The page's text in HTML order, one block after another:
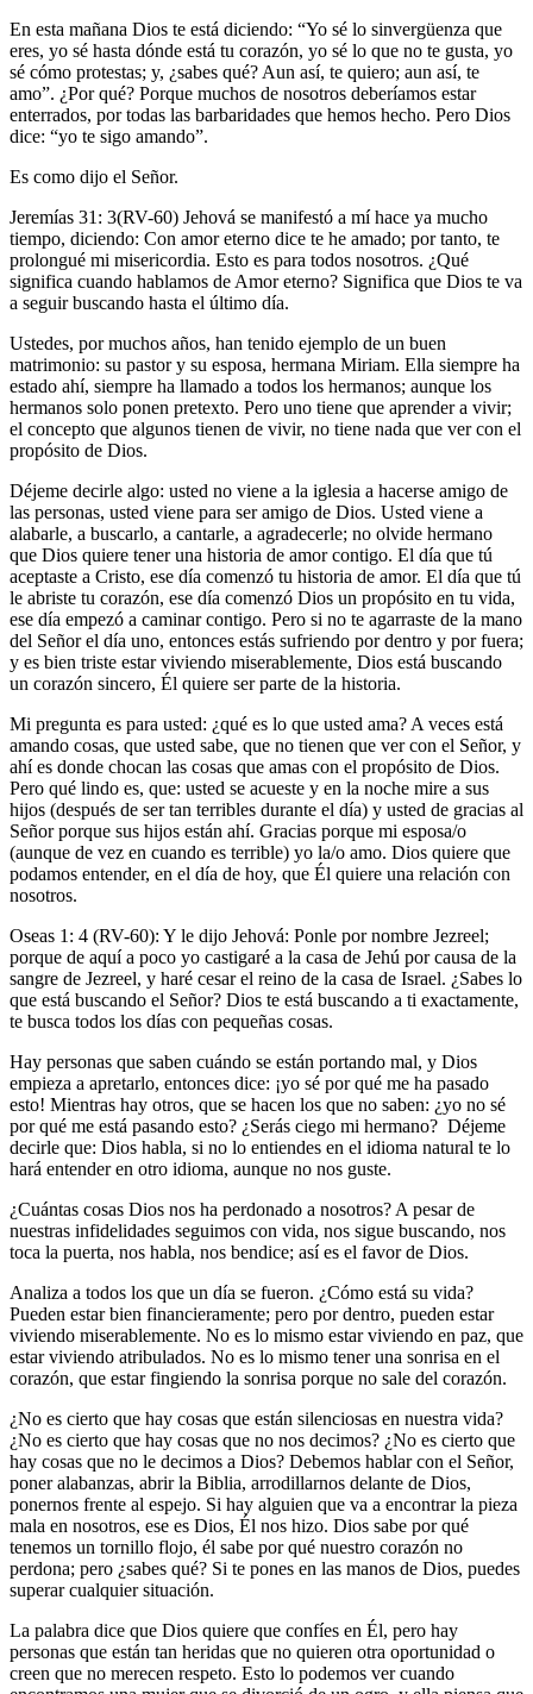
En esta mañana Dios te está diciendo: “Yo sé lo sinvergüenza que
eres, yo sé hasta dónde está tu corazón, yo sé lo que no te gusta, yo
sé cómo protestas; y, ¿sabes qué? Aun así, te quiero; aun así, te
amo”. ¿Por qué? Porque muchos de nosotros deberíamos estar
enterrados, por todas las barbaridades que hemos hecho. Pero Dios
dice: “yo te sigo amando”.
Es como dijo el Señor.
Jeremías 31: 3(RV-60) Jehová se manifestó a mí hace ya mucho
tiempo, diciendo: Con amor eterno dice te he amado; por tanto, te
prolongué mi misericordia. Esto es para todos nosotros. ¿Qué
significa cuando hablamos de Amor eterno? Significa que Dios te va
a seguir buscando hasta el último día.
Ustedes, por muchos años, han tenido ejemplo de un buen
matrimonio: su pastor y su esposa, hermana Miriam. Ella siempre ha
estado ahí, siempre ha llamado a todos los hermanos; aunque los
hermanos solo ponen pretexto. Pero uno tiene que aprender a vivir;
el concepto que algunos tienen de vivir, no tiene nada que ver con el
propósito de Dios.
Déjeme decirle algo: usted no viene a la iglesia a hacerse amigo de
las personas, usted viene para ser amigo de Dios. Usted viene a
alabarle, a buscarlo, a cantarle, a agradecerle; no olvide hermano
que Dios quiere tener una historia de amor contigo. El día que tú
aceptaste a Cristo, ese día comenzó tu historia de amor. El día que tú
le abriste tu corazón, ese día comenzó Dios un propósito en tu vida,
ese día empezó a caminar contigo. Pero si no te agarraste de la mano
del Señor el día uno, entonces estás sufriendo por dentro y por fuera;
y es bien triste estar viviendo miserablemente, Dios está buscando
un corazón sincero, Él quiere ser parte de la historia.
Mi pregunta es para usted: ¿qué es lo que usted ama? A veces está
amando cosas, que usted sabe, que no tienen que ver con el Señor, y
ahí es donde chocan las cosas que amas con el propósito de Dios.
Pero qué lindo es, que: usted se acueste y en la noche mire a sus
hijos (después de ser tan terribles durante el día) y usted de gracias al
Señor porque sus hijos están ahí. Gracias porque mi esposa/o
(aunque de vez en cuando es terrible) yo la/o amo. Dios quiere que
podamos entender, en el día de hoy, que Él quiere una relación con
nosotros.
Oseas 1: 4 (RV-60): Y le dijo Jehová: Ponle por nombre Jezreel;
porque de aquí a poco yo castigaré a la casa de Jehú por causa de la
sangre de Jezreel, y haré cesar el reino de la casa de Israel. ¿Sabes lo
que está buscando el Señor? Dios te está buscando a ti exactamente,
te busca todos los días con pequeñas cosas.
Hay personas que saben cuándo se están portando mal, y Dios
empieza a apretarlo, entonces dice: ¡yo sé por qué me ha pasado
esto! Mientras hay otros, que se hacen los que no saben: ¿yo no sé
por qué me está pasando esto? ¿Serás ciego mi hermano? Déjeme
decirle que: Dios habla, si no lo entiendes en el idioma natural te lo
hará entender en otro idioma, aunque no nos guste.
¿Cuántas cosas Dios nos ha perdonado a nosotros? A pesar de
nuestras infidelidades seguimos con vida, nos sigue buscando, nos
toca la puerta, nos habla, nos bendice; así es el favor de Dios.
Analiza a todos los que un día se fueron. ¿Cómo está su vida?
Pueden estar bien financieramente; pero por dentro, pueden estar
viviendo miserablemente. No es lo mismo estar viviendo en paz, que
estar viviendo atribulados. No es lo mismo tener una sonrisa en el
corazón, que estar fingiendo la sonrisa porque no sale del corazón.
¿No es cierto que hay cosas que están silenciosas en nuestra vida?
¿No es cierto que hay cosas que no nos decimos? ¿No es cierto que
hay cosas que no le decimos a Dios? Debemos hablar con el Señor,
poner alabanzas, abrir la Biblia, arrodillarnos delante de Dios,
ponernos frente al espejo. Si hay alguien que va a encontrar la pieza
mala en nosotros, ese es Dios, Él nos hizo. Dios sabe por qué
tenemos un tornillo flojo, él sabe por qué nuestro corazón no
perdona; pero ¿sabes qué? Si te pones en las manos de Dios, puedes
superar cualquier situación.
La palabra dice que Dios quiere que confíes en Él, pero hay
personas que están tan heridas que no quieren otra oportunidad o
creen que no merecen respeto. Esto lo podemos ver cuando